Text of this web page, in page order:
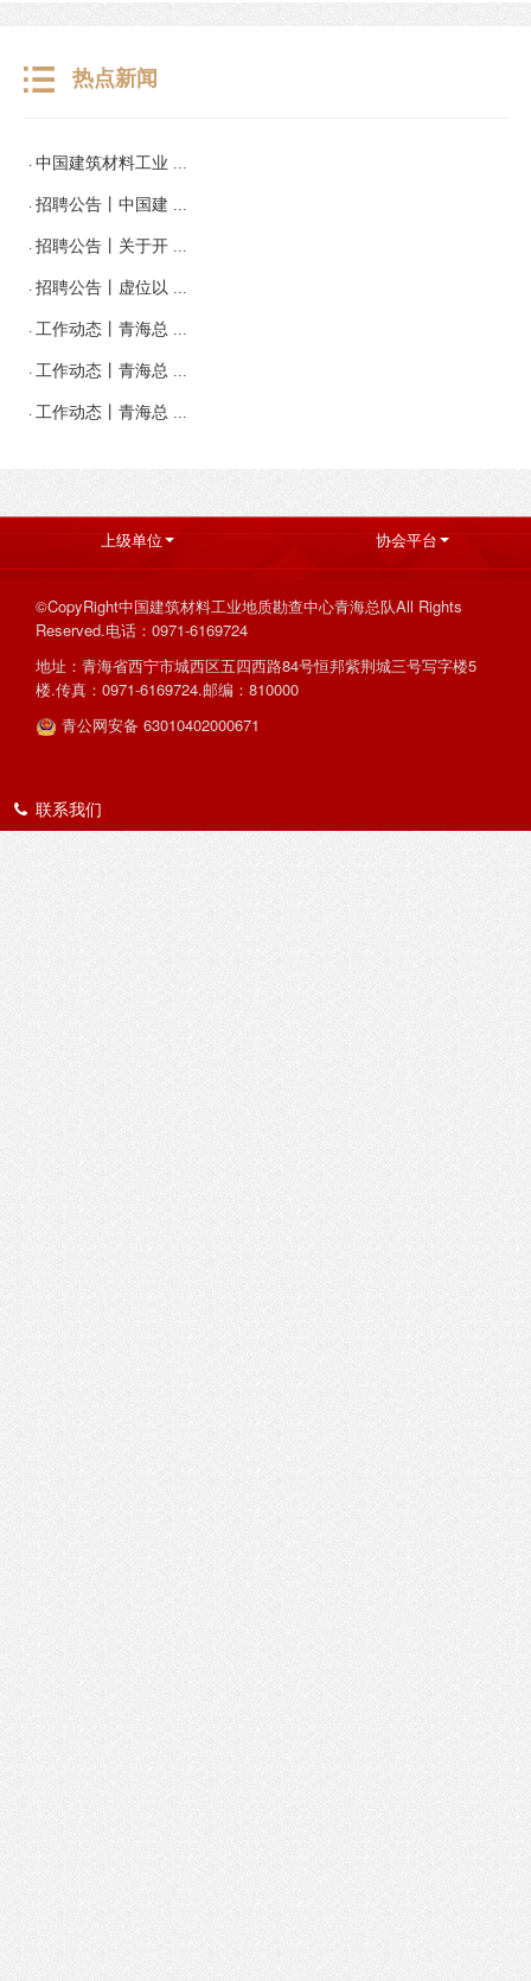
热点新闻
· 中国建筑材料工业 ...
· 招聘公告丨中国建 ...
· 招聘公告丨关于开 ...
· 招聘公告丨虚位以 ...
· 工作动态丨青海总 ...
· 工作动态丨青海总 ...
· 工作动态丨青海总 ...
上级单位 协会平台
©CopyRight中国建筑材料工业地质勘查中心青海总队All Rights
Reserved.电话：0971-6169724
地址：青海省西宁市城西区五四西路84号恒邦紫荆城三号写字楼5
楼.传真：0971-6169724.邮编：810000
青公网安备 63010402000671
联系我们